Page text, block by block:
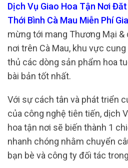
Dịch Vụ Giao Hoa Tận Nơi
Thới Bình Cà Mau Miễn Phí
mừng tới mang Thương Mại &
nơi trên Cà Mau, khu vực
thủ các dòng sản phẩm hoa
bài bản tốt nhất.
Với sự cách tân và phát triển
của công nghệ tiên tiến, dịch
hoa tận nơi sẽ biến thành 1
nhanh chóng nhằm chuyển
bạn bè và công ty đối tác